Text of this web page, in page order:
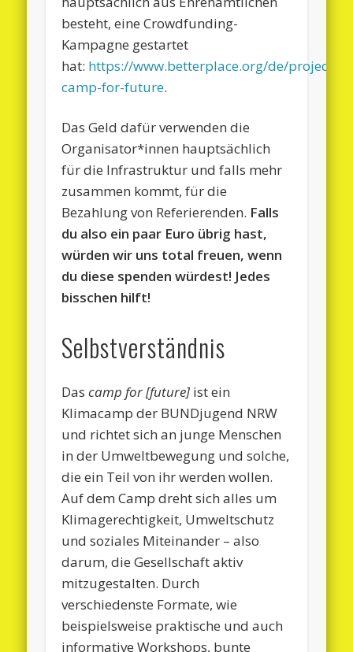
besteht, eine Crowdfunding-
Kampagne gestartet
hat: https://www.betterplace.org/de/projects/
camp-for-future.
Das Geld dafür verwenden die
Organisator*innen hauptsächlich
für die Infrastruktur und falls mehr
zusammen kommt, für die
Bezahlung von Referierenden. Falls
du also ein paar Euro übrig hast,
würden wir uns total freuen, wenn
du diese spenden würdest! Jedes
bisschen hilft!
Selbstverständnis
Dascamp for [future] ist ein
Klimacamp der BUNDjugend NRW
und richtet sich an junge Menschen
in der Umweltbewegung und solche,
die ein Teil von ihr werden wollen.
Auf dem Camp dreht sich alles um
Klimagerechtigkeit, Umweltschutz
und soziales Miteinander – also
darum, die Gesellschaft aktiv
mitzugestalten. Durch
verschiedenste Formate, wie
beispielsweise praktische und auch
informative Workshops, bunte